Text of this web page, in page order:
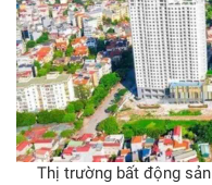
Thị trường bất động